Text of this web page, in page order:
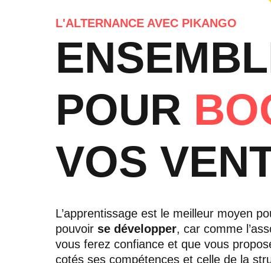
L'ALTERNANCE AVEC PIKANGO
POUR
VOS
L’apprentissage est le meilleur moyen
pouvoir se développer, car comme
vous ferez confiance et que vous
cotés ses compétences et celle de la